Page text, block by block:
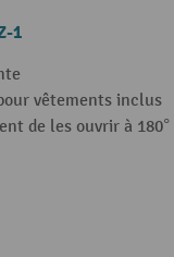
1
vêtements inclus
de les ouvrir à 180°